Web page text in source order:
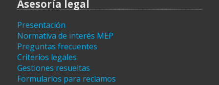
Asesoría legal
Presentación
Normativa de interés MEP
Preguntas frecuentes
Criterios legales
Gestiones resueltas
Formularios para reclamos